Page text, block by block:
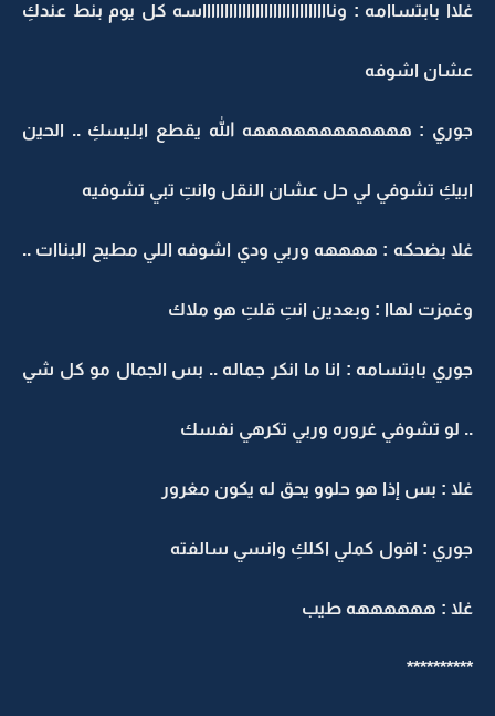
غلاا بابتساامه : وناااااااااااااااااااااااااااااسه كل يوم بنط عندكِ
عشان اشوفه
جوري : ههههههههههههه الله يقطع ابليسكِ .. الحين
ابيكِ تشوفي لي حل عشان النقل وانتِ تبي تشوفيه
غلا بضحكه : ههههه وربي ودي اشوفه اللي مطيح البناات ..
وغمزت لهاا : وبعدين انتِ قلتِ هو ملاك
جوري بابتسامه : انا ما انكر جماله .. بس الجمال مو كل شي
.. لو تشوفي غروره وربي تكرهي نفسك
غلا : بس إذا هو حلوو يحق له يكون مغرور
جوري : اقول كملي اكلكِ وانسي سالفته
غلا : ههههههه طيب
**********